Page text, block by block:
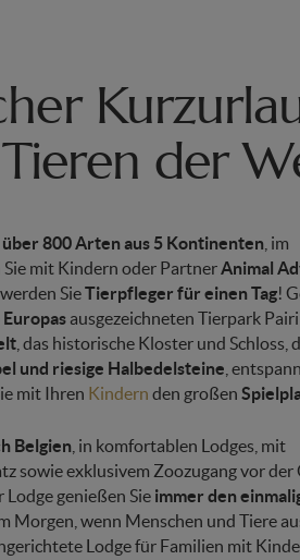
der
über 800 Arten aus 5 Kontinenten , im
mit Kindern oder PartnerAnimal
SieTierpfleger für einen Tag!
ausgezeichneten Tierpark Pairi
, das historische Kloster und Schloss,
und riesige Halbedelsteine ,
mit Ihren Kindern den großen
Belgien , in komfortablen Lodges, mit
sowie exklusivem Zoozugang vor
Lodge genießen Sie immer den
Morgen, wenn Menschen und Tiere
Lodge für Familien mit